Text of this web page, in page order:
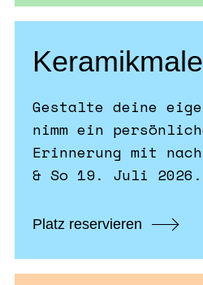
Gestalte deine
nimm ein
Erinnerung mit
& So 19. Juli 2026.
Platz reservieren